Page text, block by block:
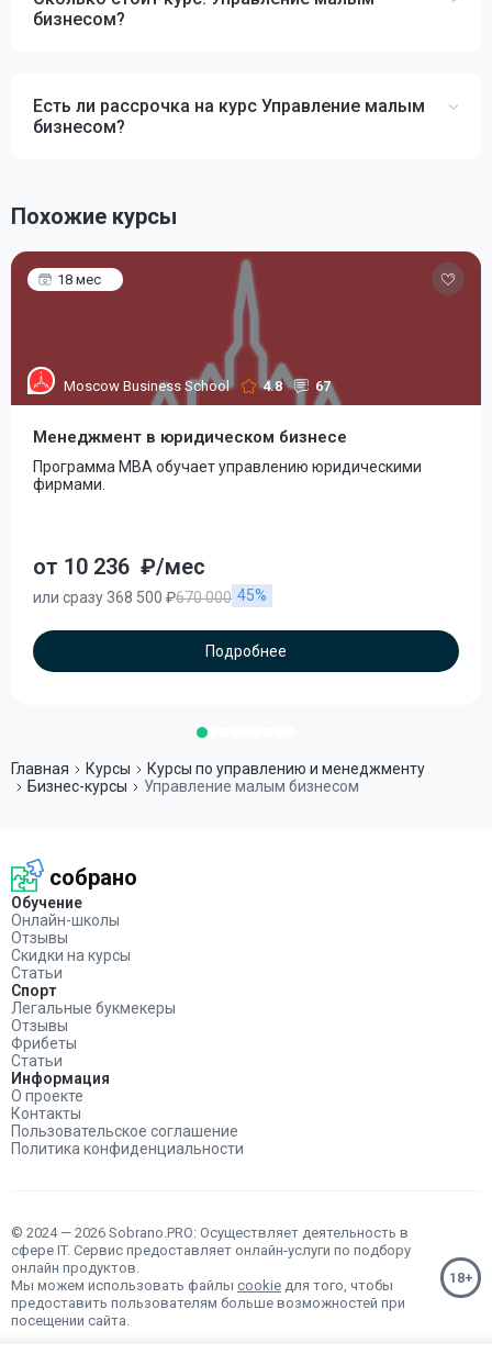
бизнесом?
Есть ли рассрочка на курс Управление малым
бизнесом?
Похожие курсы
18 мес
Moscow Business School 4.8 67
Менеджмент в юридическом бизнесе
Программа MBA обучает управлению юридическими
фирмами.
от 10 236 ₽/мес
или сразу 368 500 ₽670 000 45%
Подробнее
Главная Курсы
Курсы по управлению и менеджменту
Бизнес-курсы
Управление малым бизнесом
собрано
Обучение
Онлайн-школы
Отзывы
Скидки на курсы
Статьи
Спорт
Легальные букмекеры
Отзывы
Фрибеты
Статьи
Информация
О проекте
Контакты
Пользовательское соглашение
Политика конфиденциальности
© 2024 — 2026 Sobrano.PRO: Осуществляет деятельность в
сфере IT. Сервис предоставляет онлайн-услуги по подбору
онлайн продуктов.
Мы можем использовать файлы cookie для того, чтобы
предоставить пользователям больше возможностей при
посещении сайта.